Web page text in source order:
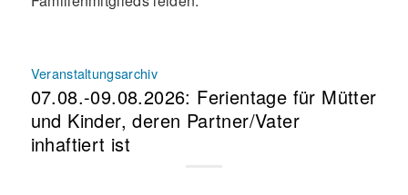
Veranstaltungsarchiv
07.08.-09.08.2026: Ferientage für Mütter
und Kinder, deren Partner/Vater
inhaftiert ist